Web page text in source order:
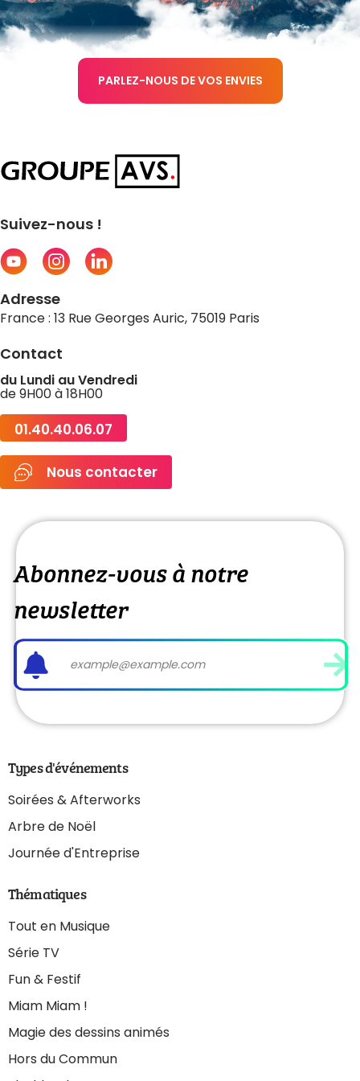
PARLEZ-NOUS DE VOS ENVIES
Abonnez-vous à notre
newsletter
Types d'événements
Soirées & Afterworks
Arbre de Noël
Journée d'Entreprise
Thématiques
Tout en Musique
Série TV
Fun & Festif
Miam Miam !
Magie des dessins animés
Hors du Commun
Suivez-nous !
Adresse
France : 13 Rue Georges Auric, 75019 Paris
Contact
du Lundi au Vendredi
de 9H00 à 18H00
01.40.40.06.07
Nous contacter